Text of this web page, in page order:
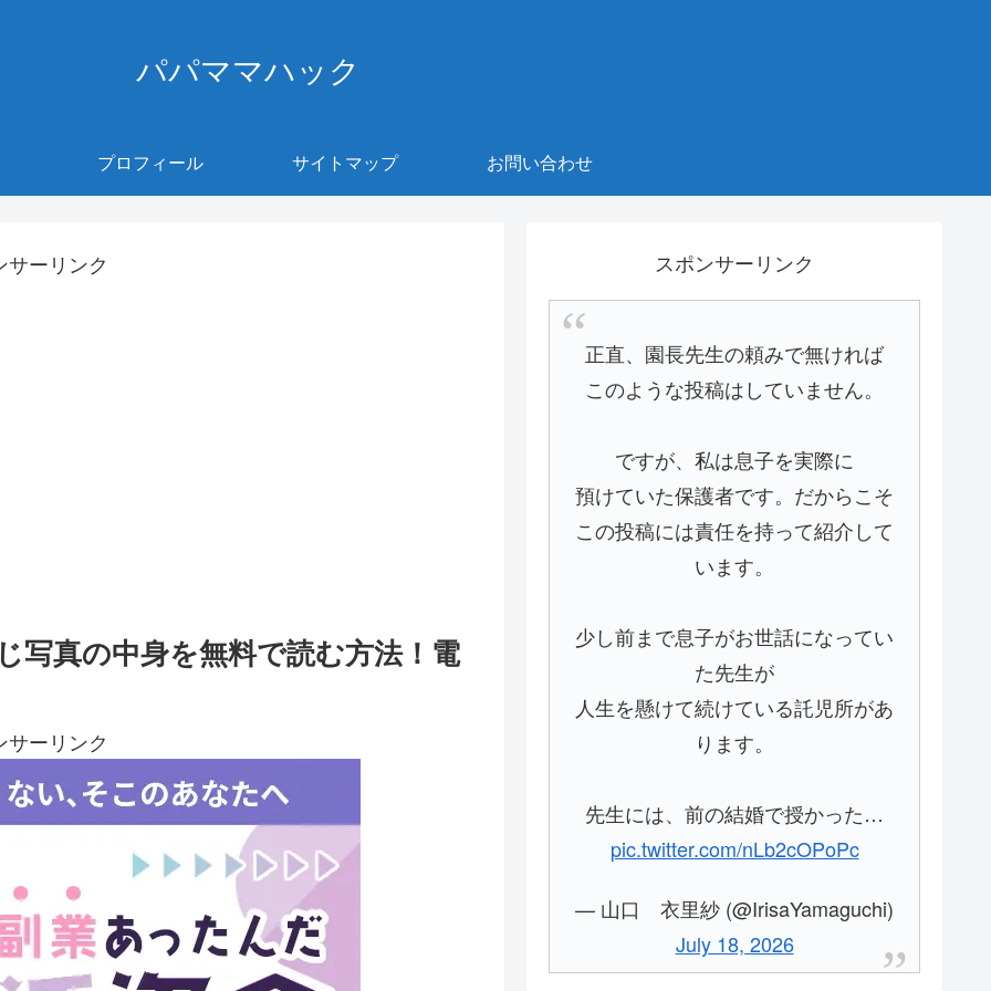
パパママハック
プロフィール サイトマップ お問い合わせ
サーリンク
写真の中身を無料で読む方法！電
サーリンク
スポンサーリンク
正直、園長先生の頼みで無ければ
このような投稿はしていません。
ですが、私は息子を実際に
預けていた保護者です。だからこそ
この投稿には責任を持って紹介して
います。
少し前まで息子がお世話になってい
た先生が
人生を懸けて続けている託児所があ
ります。
先生には、前の結婚で授かった…
pic.twitter.com/nLb2cOPoPc
— 山口 衣里紗 (@IrisaYamaguchi)
July 18, 2026